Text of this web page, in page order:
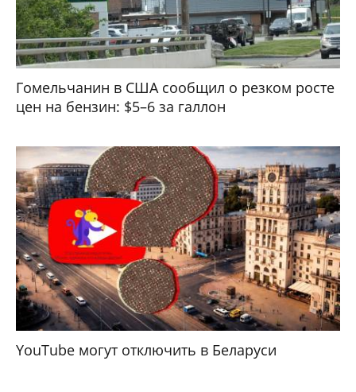
Гомельчанин в США сообщил о резком росте
цен на бензин: $5–6 за галлон
YouTube могут отключить в Беларуси